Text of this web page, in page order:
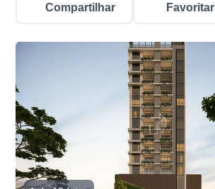
Compartilhar Favoritar